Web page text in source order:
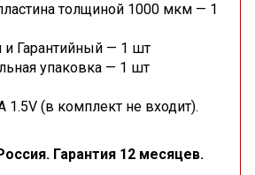
толщиной 1000 мкм — 1
и Гарантийный — 1 шт
упаковка — 1 шт
1.5V (в комплект не входит).
Гарантия 12 месяцев.